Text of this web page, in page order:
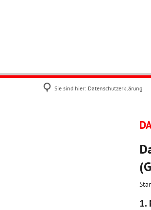
Sie sind hier: Datenschutzerklärung
1.